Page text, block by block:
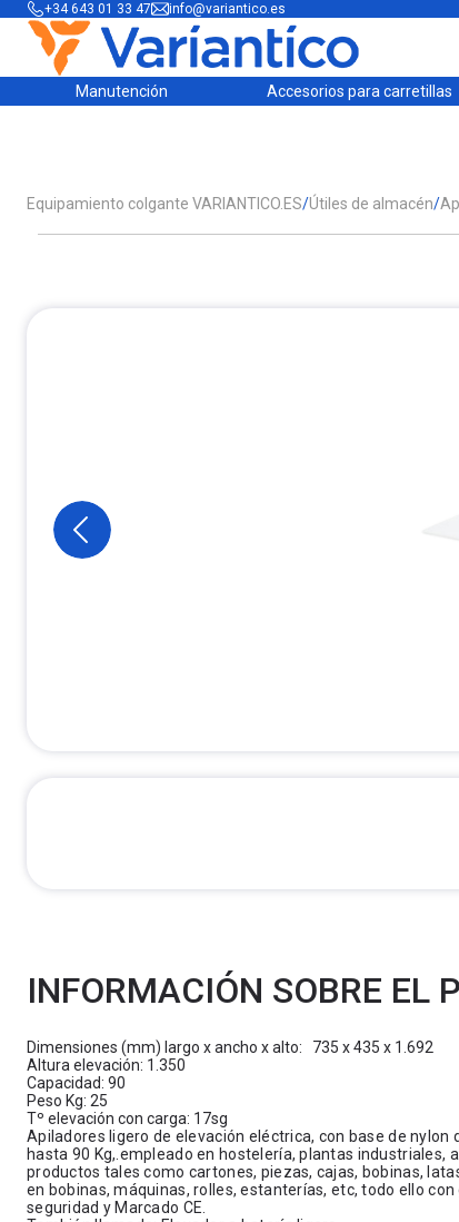
+34 643 01 33 47 info@variantico.es
Manutención Accesorios para carretillas
Equipamiento colgante VARIANTICO.ES/Útiles de almacén/
INFORMACIÓN SOBRE EL
Dimensiones (mm) largo x ancho x alto: 735 x 435 x 1.692
Altura elevación: 1.350
Capacidad: 90
Peso Kg: 25
Tº elevación con carga: 17sg
Apiladores ligero de elevación eléctrica, con base de
hasta 90 Kg,.empleado en hostelería, plantas
productos tales como cartones, piezas, cajas, bobinas,
en bobinas, máquinas, rolles, estanterías, etc, todo ello
seguridad y Marcado CE.